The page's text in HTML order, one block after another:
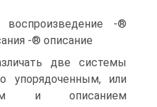
-®
-® описание
две системы
упорядоченным, или
и описанием